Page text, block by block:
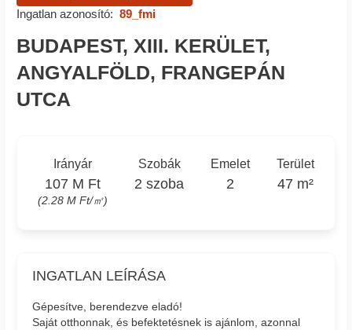
Ingatlan azonosító: 89_fmi
BUDAPEST, XIII. KERÜLET,
ANGYALFÖLD, FRANGEPÁN
UTCA
Irányár
107 M Ft
(2.28 M Ft/㎡)
Szobák
2 szoba
Emelet
2
Terület
47 m²
INGATLAN LEÍRÁSA
Gépesítve, berendezve eladó!
Saját otthonnak, és befektetésnek is ajánlom, azonnal